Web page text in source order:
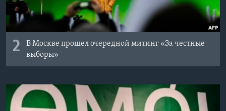
2
В Москве прошел очередной митинг «За честные
выборы»